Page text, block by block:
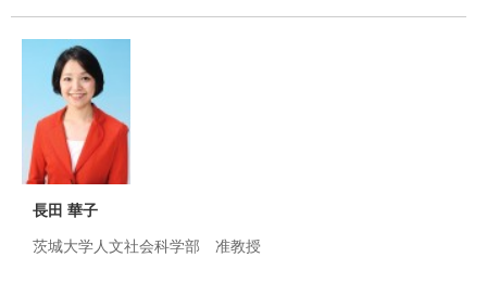
長田 華子
茨城大学人文社会科学部 准教授